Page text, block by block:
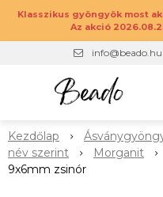
Klasszikus gyöngyök most
Az akció
info@beado.hu
Kezdőlap
név szerint
Morganit
9x6mm zsinór